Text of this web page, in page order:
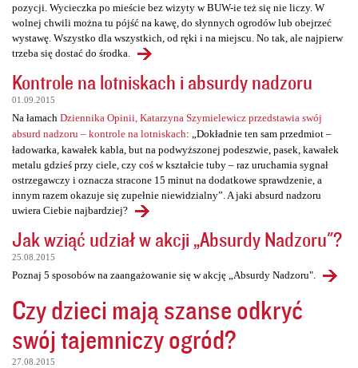
pozycji. Wycieczka po mieście bez wizyty w BUW-ie też się nie liczy. W
wolnej chwili można tu pójść na kawę, do słynnych ogrodów lub obejrzeć
wystawę. Wszystko dla wszystkich, od ręki i na miejscu. No tak, ale najpierw
trzeba się dostać do środka.
Kontrole na lotniskach i absurdy nadzoru
01.09.2015
Na łamach Dziennika Opinii, Katarzyna Szymielewicz przedstawia swój
absurd nadzoru – kontrole na lotniskach: „Dokładnie ten sam przedmiot –
ładowarka, kawałek kabla, but na podwyższonej podeszwie, pasek, kawałek
metalu gdzieś przy ciele, czy coś w kształcie tuby – raz uruchamia sygnał
ostrzegawczy i oznacza stracone 15 minut na dodatkowe sprawdzenie, a
innym razem okazuje się zupełnie niewidzialny”. A jaki absurd nadzoru
uwiera Ciebie najbardziej?
Jak wziąć udział w akcji „Absurdy Nadzoru"?
25.08.2015
Poznaj 5 sposobów na zaangażowanie się w akcję „Absurdy Nadzoru".
Czy dzieci mają szanse odkryć
swój tajemniczy ogród?
27.08.2015